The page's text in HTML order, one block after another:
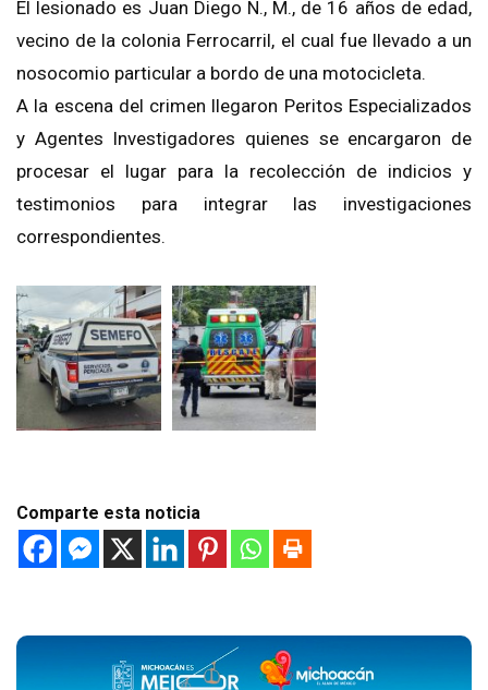
El lesionado es Juan Diego N., M., de 16 años de edad,
vecino de la colonia Ferrocarril, el cual fue llevado a un
nosocomio particular a bordo de una motocicleta.
A la escena del crimen llegaron Peritos Especializados
y Agentes Investigadores quienes se encargaron de
procesar el lugar para la recolección de indicios y
testimonios para integrar las investigaciones
correspondientes.
Comparte esta noticia